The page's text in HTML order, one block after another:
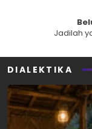
Jadilah
DIALEKTIKA